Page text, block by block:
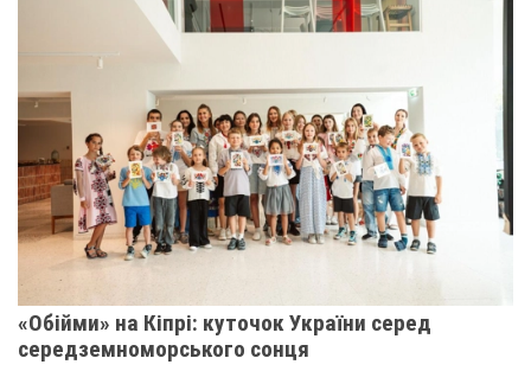
«Обійми» на Кіпрі: куточок України серед
середземноморського сонця